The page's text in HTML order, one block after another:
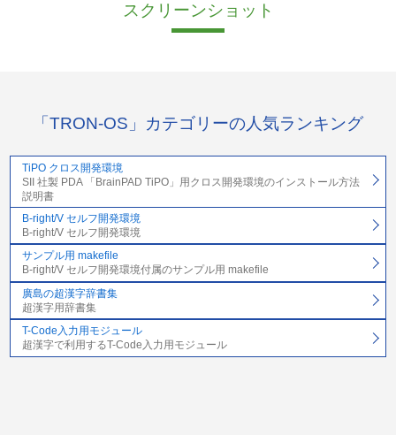
スクリーンショット
「TRON-OS」カテゴリーの人気ランキング
TiPO クロス開発環境
SII 社製 PDA 「BrainPAD TiPO」用クロス開発環境のインストール方法
説明書
B-right/V セルフ開発環境
B-right/V セルフ開発環境
サンプル用 makefile
B-right/V セルフ開発環境付属のサンプル用 makefile
廣島の超漢字辞書集
超漢字用辞書集
T-Code入力用モジュール
超漢字で利用するT-Code入力用モジュール